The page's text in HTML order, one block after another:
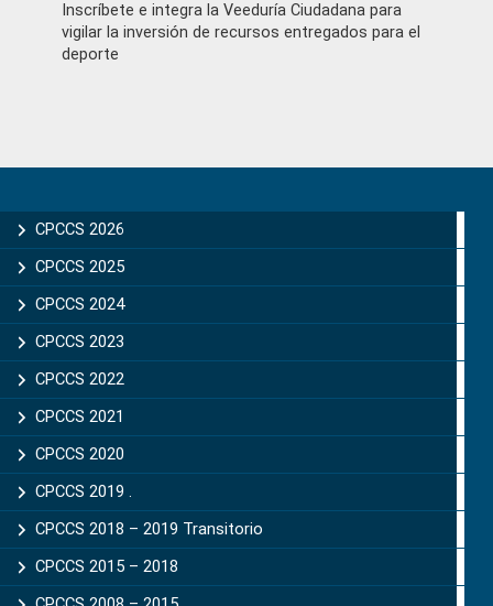
Inscríbete e integra la Veeduría Ciudadana para
vigilar la inversión de recursos entregados para el
deporte
Sidebar
CPCCS 2026
CPCCS 2025
CPCCS 2024
CPCCS 2023
CPCCS 2022
CPCCS 2021
CPCCS 2020
CPCCS 2019 .
CPCCS 2018 – 2019 Transitorio
CPCCS 2015 – 2018